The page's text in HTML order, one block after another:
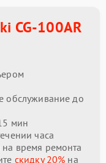
CG-100AR
обслуживание до
мин
часа
время ремонта
скидку 20% на